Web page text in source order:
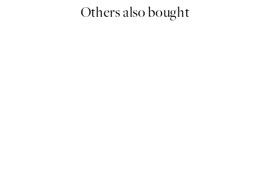
Others also bought